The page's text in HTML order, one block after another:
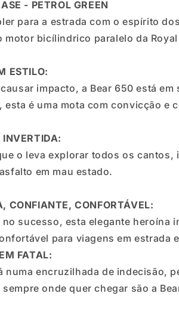
- PETROL GREEN
para a estrada com o espírito
motor bicílindrico paralelo da
ESTILO:
impacto, a Bear 650 está
esta é uma mota com convicção e
INVERTIDA:
o leva explorar todos os
em mau estado.
CONFIANTE, CONFORTÁVEL:
sucesso, esta elegante heroína
para viagens em estrada
FATAL:
numa encruzilhada de indecisão,
sempre onde quer chegar são a